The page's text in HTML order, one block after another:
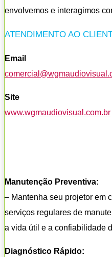
envolvemos e interagimos
ATENDIMENTO AO
Email
Site
www.wgmaudiovisual.com.br
Manutenção Preventiva:
– Mantenha seu projetor em
serviços regulares de
a vida útil e a confiabilidade
Diagnóstico Rápido: